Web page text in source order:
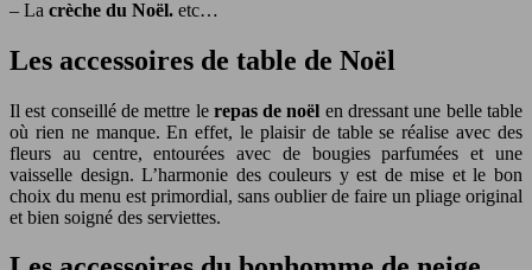
– La crèche du Noël. etc…
Les accessoires de table de Noël
Il est conseillé de mettre le repas de noël en dressant une belle table
où rien ne manque. En effet, le plaisir de table se réalise avec des
fleurs au centre, entourées avec de bougies parfumées et une
vaisselle design. L’harmonie des couleurs y est de mise et le bon
choix du menu est primordial, sans oublier de faire un pliage original
et bien soigné des serviettes.